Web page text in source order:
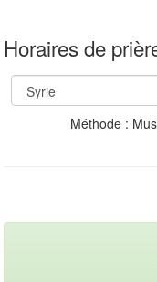
Horaires de
Méthode :